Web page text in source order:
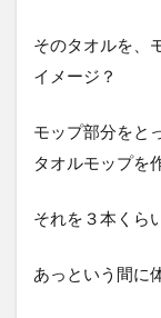
そのタオルを、
イメージ？
モップ部分をと
タオルモップを
それを３本くら
あっという間に